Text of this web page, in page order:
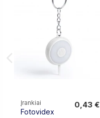
Įrankiai
Fotovidex
0,43 €